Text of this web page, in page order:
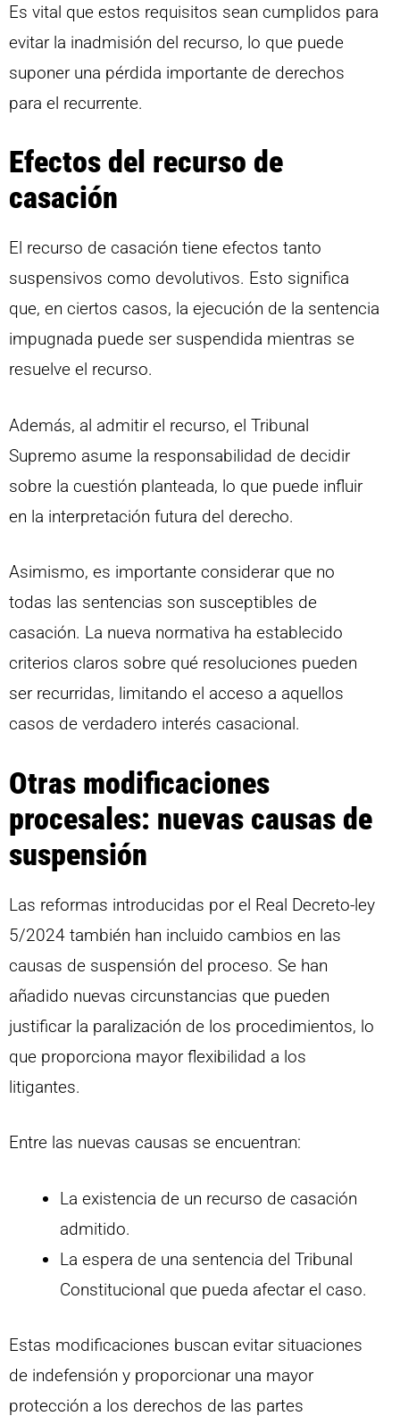
Es vital que estos requisitos sean cumplidos para
evitar la inadmisión del recurso, lo que puede
suponer una pérdida importante de derechos
para el recurrente.
Efectos del recurso de
casación
El recurso de casación tiene efectos tanto
suspensivos como devolutivos. Esto significa
que, en ciertos casos, la ejecución de la sentencia
impugnada puede ser suspendida mientras se
resuelve el recurso.
Además, al admitir el recurso, el Tribunal
Supremo asume la responsabilidad de decidir
sobre la cuestión planteada, lo que puede influir
en la interpretación futura del derecho.
Asimismo, es importante considerar que no
todas las sentencias son susceptibles de
casación. La nueva normativa ha establecido
criterios claros sobre qué resoluciones pueden
ser recurridas, limitando el acceso a aquellos
casos de verdadero interés casacional.
Otras modificaciones
procesales: nuevas causas de
suspensión
Las reformas introducidas por el Real Decreto-ley
5/2024 también han incluido cambios en las
causas de suspensión del proceso. Se han
añadido nuevas circunstancias que pueden
justificar la paralización de los procedimientos, lo
que proporciona mayor flexibilidad a los
litigantes.
Entre las nuevas causas se encuentran:
La existencia de un recurso de casación
admitido.
La espera de una sentencia del Tribunal
Constitucional que pueda afectar el caso.
Estas modificaciones buscan evitar situaciones
de indefensión y proporcionar una mayor
protección a los derechos de las partes